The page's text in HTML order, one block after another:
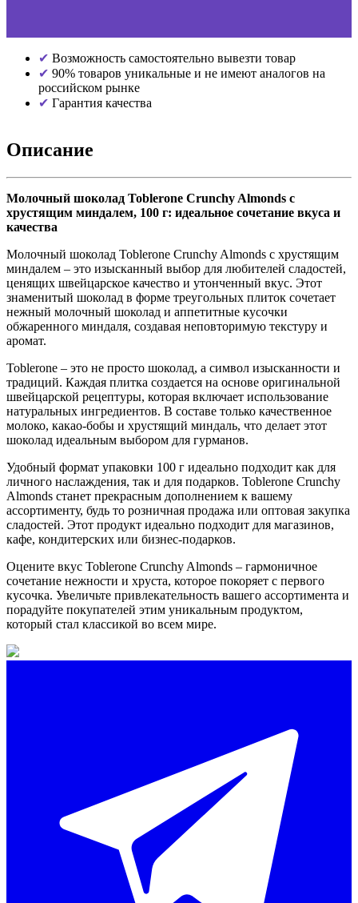
Возможность самостоятельно вывезти товар
90% товаров уникальные и не имеют аналогов на
российском рынке
Гарантия качества
Описание
Молочный шоколад Toblerone Crunchy Almonds с
хрустящим миндалем, 100 г: идеальное сочетание вкуса и
качества
Молочный шоколад Toblerone Crunchy Almonds с хрустящим
миндалем – это изысканный выбор для любителей сладостей,
ценящих швейцарское качество и утонченный вкус. Этот
знаменитый шоколад в форме треугольных плиток сочетает
нежный молочный шоколад и аппетитные кусочки
обжаренного миндаля, создавая неповторимую текстуру и
аромат.
Toblerone – это не просто шоколад, а символ изысканности и
традиций. Каждая плитка создается на основе оригинальной
швейцарской рецептуры, которая включает использование
натуральных ингредиентов. В составе только качественное
молоко, какао-бобы и хрустящий миндаль, что делает этот
шоколад идеальным выбором для гурманов.
Удобный формат упаковки 100 г идеально подходит как для
личного наслаждения, так и для подарков. Toblerone Crunchy
Almonds станет прекрасным дополнением к вашему
ассортименту, будь то розничная продажа или оптовая закупка
сладостей. Этот продукт идеально подходит для магазинов,
кафе, кондитерских или бизнес-подарков.
Оцените вкус Toblerone Crunchy Almonds – гармоничное
сочетание нежности и хруста, которое покоряет с первого
кусочка. Увеличьте привлекательность вашего ассортимента и
порадуйте покупателей этим уникальным продуктом,
который стал классикой во всем мире.